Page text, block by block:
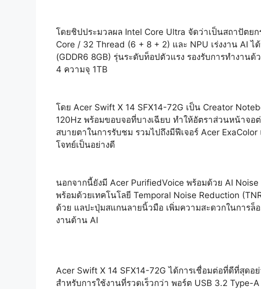
โดยชิปประมวลผล Intel Core Ultra จัดว่าเป็นสถาปัตย
Core / 32 Thread (6 + 8 + 2) และ NPU เร่งงาน AI
(GDDR6 8GB) รุ่นระดับท็อปตัวแรง รองรับการทำงาน
4 ความจุ 1TB
โดย Acer Swift X 14 SFX14-72G เป็น Creator
120Hz พร้อมขอบจอที่บางเฉียบ ทำให้อัตราส่วนหน้าจอ
สบายตาในการรับชม รวมไปถึงมีฟีเจอร์ Acer
โจทย์เป็นอย่างดี
นอกจากนี้ยังมี Acer PurifiedVoice พร้อมด้วย AI
พร้อมด้วยเทคโนโลยี Temporal Noise Reduction
ด้วย แลปะปุ่มสแกนลายนิ้วมือ เพิ่มความสะดวกในการล็
งานด้าน AI
Acer Swift X 14 SFX14-72G ได้การเชื่อมต่อที่ดีที่สุด
สำหรับการใช้งานที่รวดเร็วกว่า พอร์ต USB 3.2